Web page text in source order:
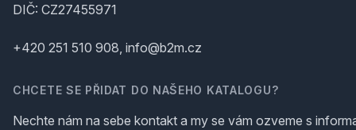
DIČ: CZ27455971
+420 251 510 908, info@b2m.cz
CHCETE SE PŘIDAT DO NAŠEHO KATALOGU?
Nechte nám na sebe kontakt a my se vám ozveme s